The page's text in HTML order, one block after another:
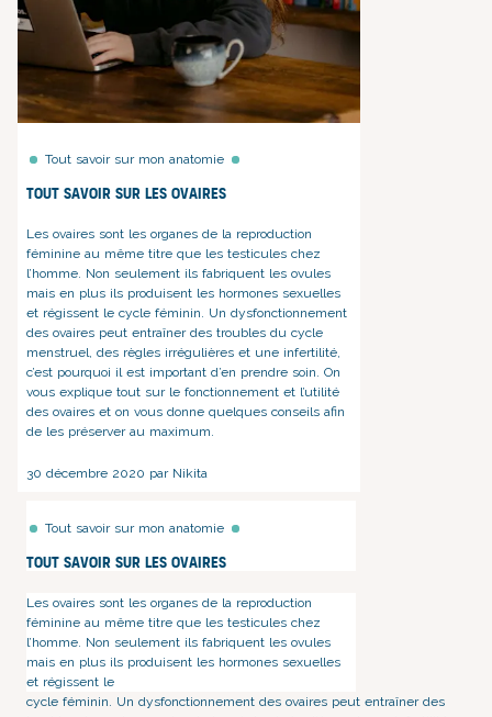
Tout savoir sur mon anatomie
Tout savoir sur les ovaires
Les ovaires sont les organes de la reproduction
féminine au même titre que les testicules chez
l’homme. Non seulement ils fabriquent les ovules
mais en plus ils produisent les hormones sexuelles
et régissent le cycle féminin. Un dysfonctionnement
des ovaires peut entraîner des troubles du cycle
menstruel, des règles irrégulières et une infertilité,
c’est pourquoi il est important d’en prendre soin. On
vous explique tout sur le fonctionnement et l’utilité
des ovaires et on vous donne quelques conseils afin
de les préserver au maximum.
30 décembre 2020 par Nikita
Tout savoir sur mon anatomie
Tout savoir sur les ovaires
Les ovaires sont les organes de la reproduction
féminine au même titre que les testicules chez
l’homme. Non seulement ils fabriquent les ovules
mais en plus ils produisent les hormones sexuelles
et régissent le
cycle féminin. Un dysfonctionnement des ovaires peut entraîner des